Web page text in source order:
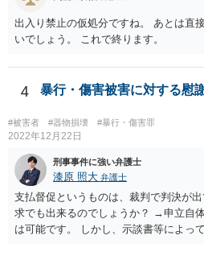
出入り禁止の仮処分ですね。 あとは直
いでしょう。 これで終ります。
4 暴行・傷害被害に対する慰
#被害者 #器物損壊 #暴行・傷害罪
2022年12月22日
刑事事件に強い弁護士
漆原 照大 弁護士
支払督促というものは、裁判で判決が
求でも出来るのでしょうか？ →申立自
は可能です。 しかし、示談書等によっ